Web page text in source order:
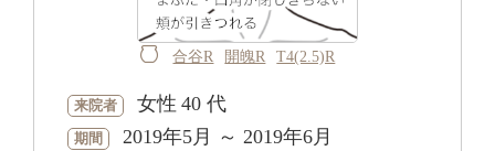
合谷R 開魄R T4(2.5)R
来院者 女性 40 代
期間 2019年5月 ～ 2019年6月